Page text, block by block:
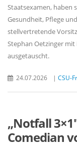
Staatsexamen, haben
Gesundheit, Pflege
stellvertretende
Stephan Oetzinger
ausgetauscht.
24.07.2026 | CSU-
Notfall
Comedian